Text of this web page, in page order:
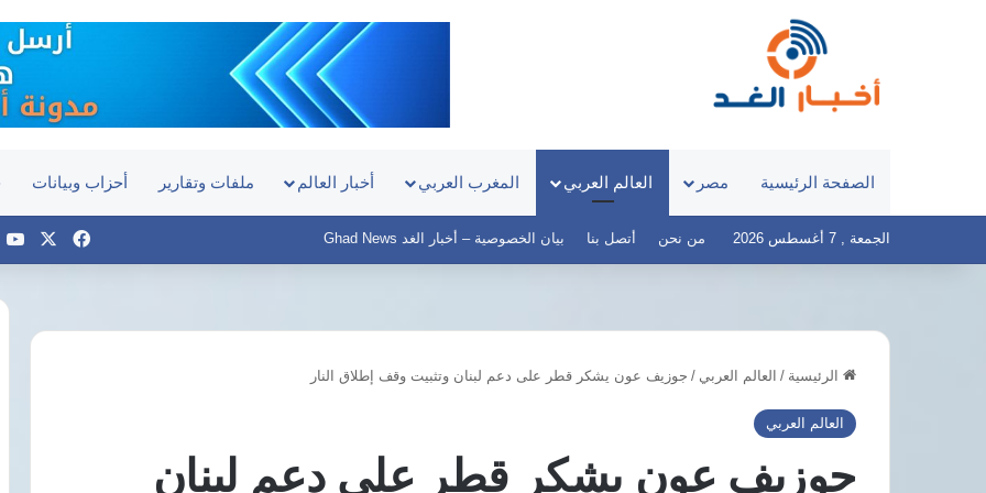
الصفحة الرئيسية مصر العالم العربي المغرب العربي أخبار العالم ملفات وتقارير أحزاب وبيانات
الجمعة , 7 أغسطس 2026 من نحن أتصل بنا بيان الخصوصية – أخبار الغد Ghad News فيسبوك
الرئيسية / العالم العربي / جوزيف عون يشكر قطر على دعم لبنان وتثبيت وقف إطلاق النار
العالم العربي
جوزيف عون يشكر قطر على دعم لبنان
ترد
على
تنفيذيًا